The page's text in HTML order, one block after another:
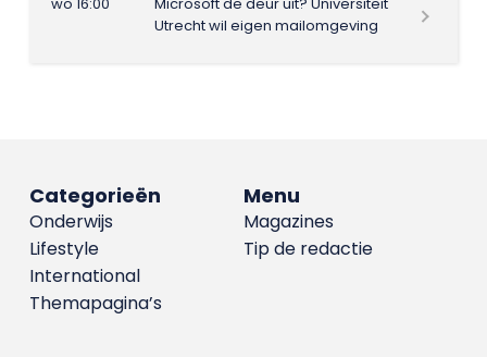
Utrecht wil eigen mailomgeving
Menu
Magazines
Tip de redactie
Categorieën
Onderwijs
Lifestyle
International
Themapagina’s